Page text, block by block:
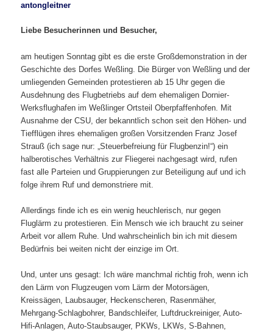
antongleitner
Liebe Besucherinnen und Besucher,
am heutigen Sonntag gibt es die erste Großdemonstration in der
Geschichte des Dorfes Weßling. Die Bürger von Weßling und der
umliegenden Gemeinden protestieren ab 15 Uhr gegen die
Ausdehnung des Flugbetriebs auf dem ehemaligen Dornier-
Werksflughafen im Weßlinger Ortsteil Oberpfaffenhofen. Mit
Ausnahme der CSU, der bekanntlich schon seit den Höhen- und
Tiefflügen ihres ehemaligen großen Vorsitzenden Franz Josef
Strauß (ich sage nur: „Steuerbefreiung für Flugbenzin!“) ein
halberotisches Verhältnis zur Fliegerei nachgesagt wird, rufen
fast alle Parteien und Gruppierungen zur Beteiligung auf und ich
folge ihrem Ruf und demonstriere mit.
Allerdings finde ich es ein wenig heuchlerisch, nur gegen
Fluglärm zu protestieren. Ein Mensch wie ich braucht zu seiner
Arbeit vor allem Ruhe. Und wahrscheinlich bin ich mit diesem
Bedürfnis bei weiten nicht der einzige im Ort.
Und, unter uns gesagt: Ich wäre manchmal richtig froh, wenn ich
den Lärm von Flugzeugen vom Lärm der Motorsägen,
Kreissägen, Laubsauger, Heckenscheren, Rasenmäher,
Mehrgang-Schlagbohrer, Bandschleifer, Luftdruckreiniger, Auto-
Hifi-Anlagen, Auto-Staubsauger, PKWs, LKWs, S-Bahnen,